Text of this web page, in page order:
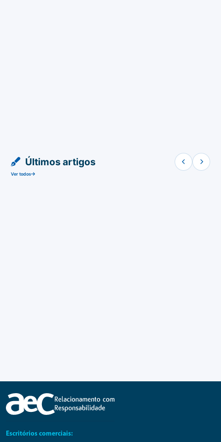
Últimos artigos
Ver todos
Escritórios comerciais: